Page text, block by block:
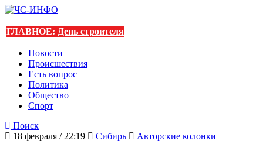
ГЛАВНОЕ: День строителя
Новости
Происшествия
Есть вопрос
Политика
Общество
Спорт
Поиск
18 февраля / 22:19
Сибирь Авторские колонки